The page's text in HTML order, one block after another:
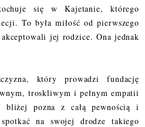
się w Kajetanie, którego
To była miłość od pierwszego
jej rodzice. Ona jednak
który prowadzi fundację
troskliwym i pełnym empatii
bliżej pozna z całą pewnością i
na swojej drodze takiego